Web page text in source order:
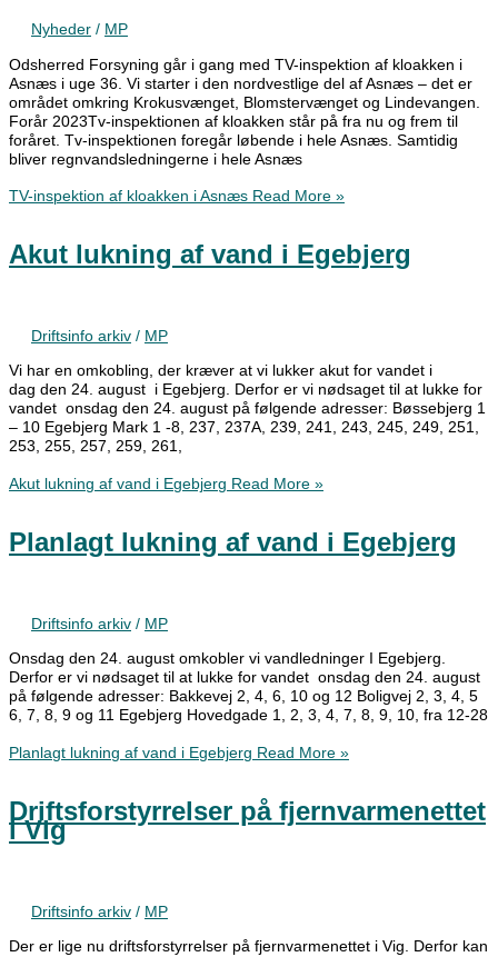
Nyheder / MP
Odsherred Forsyning går i gang med TV-inspektion af kloakken i
Asnæs i uge 36. Vi starter i den nordvestlige del af Asnæs – det er
området omkring Krokusvænget, Blomstervænget og Lindevangen.
Forår 2023Tv-inspektionen af kloakken står på fra nu og frem til
foråret. Tv-inspektionen foregår løbende i hele Asnæs. Samtidig
bliver regnvandsledningerne i hele Asnæs
TV-inspektion af kloakken i Asnæs Read More »
Akut lukning af vand i Egebjerg
Driftsinfo arkiv / MP
Vi har en omkobling, der kræver at vi lukker akut for vandet i
dag den 24. august i Egebjerg. Derfor er vi nødsaget til at lukke for
vandet onsdag den 24. august på følgende adresser: Bøssebjerg 1
– 10 Egebjerg Mark 1 -8, 237, 237A, 239, 241, 243, 245, 249, 251,
253, 255, 257, 259, 261,
Akut lukning af vand i Egebjerg Read More »
Planlagt lukning af vand i Egebjerg
Driftsinfo arkiv / MP
Onsdag den 24. august omkobler vi vandledninger I Egebjerg.
Derfor er vi nødsaget til at lukke for vandet onsdag den 24. august
på følgende adresser: Bakkevej 2, 4, 6, 10 og 12 Boligvej 2, 3, 4, 5
6, 7, 8, 9 og 11 Egebjerg Hovedgade 1, 2, 3, 4, 7, 8, 9, 10, fra 12-28
Planlagt lukning af vand i Egebjerg Read More »
Driftsforstyrrelser på fjernvarmenettet
i Vig
Driftsinfo arkiv / MP
Der er lige nu driftsforstyrrelser på fjernvarmenettet i Vig. Derfor kan